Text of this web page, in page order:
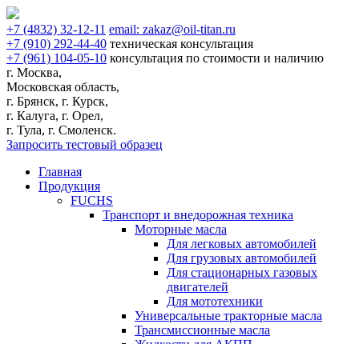
+7 (4832) 32-12-11 email: zakaz@oil-titan.ru
+7 (910) 292-44-40 техническая консультация
+7 (961) 104-05-10 консультация по стоимости и наличию
г. Москва,
Московская область,
г. Брянск, г. Курск,
г. Калуга, г. Орел,
г. Тула, г. Смоленск.
Запросить тестовый образец
Главная
Продукция
FUCHS
Транспорт и внедорожная техника
Моторные масла
Для легковых автомобилей
Для грузовых автомобилей
Для стационарных газовых
двигателей
Для мототехники
Универсальные тракторные масла
Трансмиссионные масла